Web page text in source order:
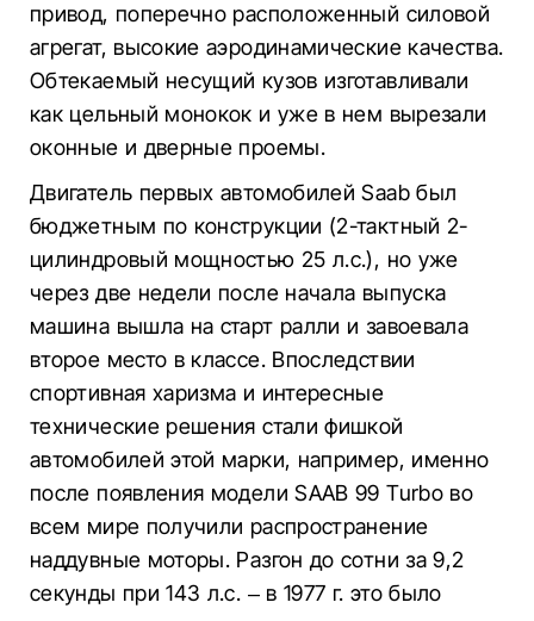
привод, поперечно расположенный силовой
агрегат, высокие аэродинамические качества.
Обтекаемый несущий кузов изготавливали
как цельный монокок и уже в нем вырезали
оконные и дверные проемы.
Двигатель первых автомобилей Saab был
бюджетным по конструкции (2-тактный 2-
цилиндровый мощностью 25 л.с.), но уже
через две недели после начала выпуска
машина вышла на старт ралли и завоевала
второе место в классе. Впоследствии
спортивная харизма и интересные
технические решения стали фишкой
автомобилей этой марки, например, именно
после появления модели SAAB 99 Turbo во
всем мире получили распространение
наддувные моторы. Разгон до сотни за 9,2
секунды при 143 л.с. – в 1977 г. это было